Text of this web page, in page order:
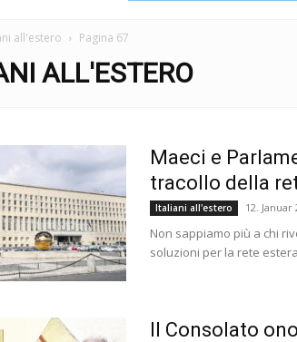
all'estero Pagina 67
ALL'ESTERO
Maeci e
tracollo della
Italiani all'estero 12. Januar
Non sappiamo più a chi
soluzioni per la rete
Il Consolato